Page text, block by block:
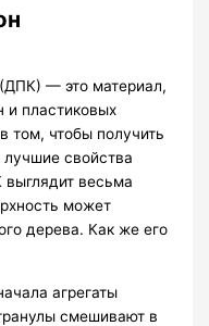
— это материал,
и пластиковых
том, чтобы получить
свойства
весьма
может
дерева. Как же его
агрегаты
смешивают в